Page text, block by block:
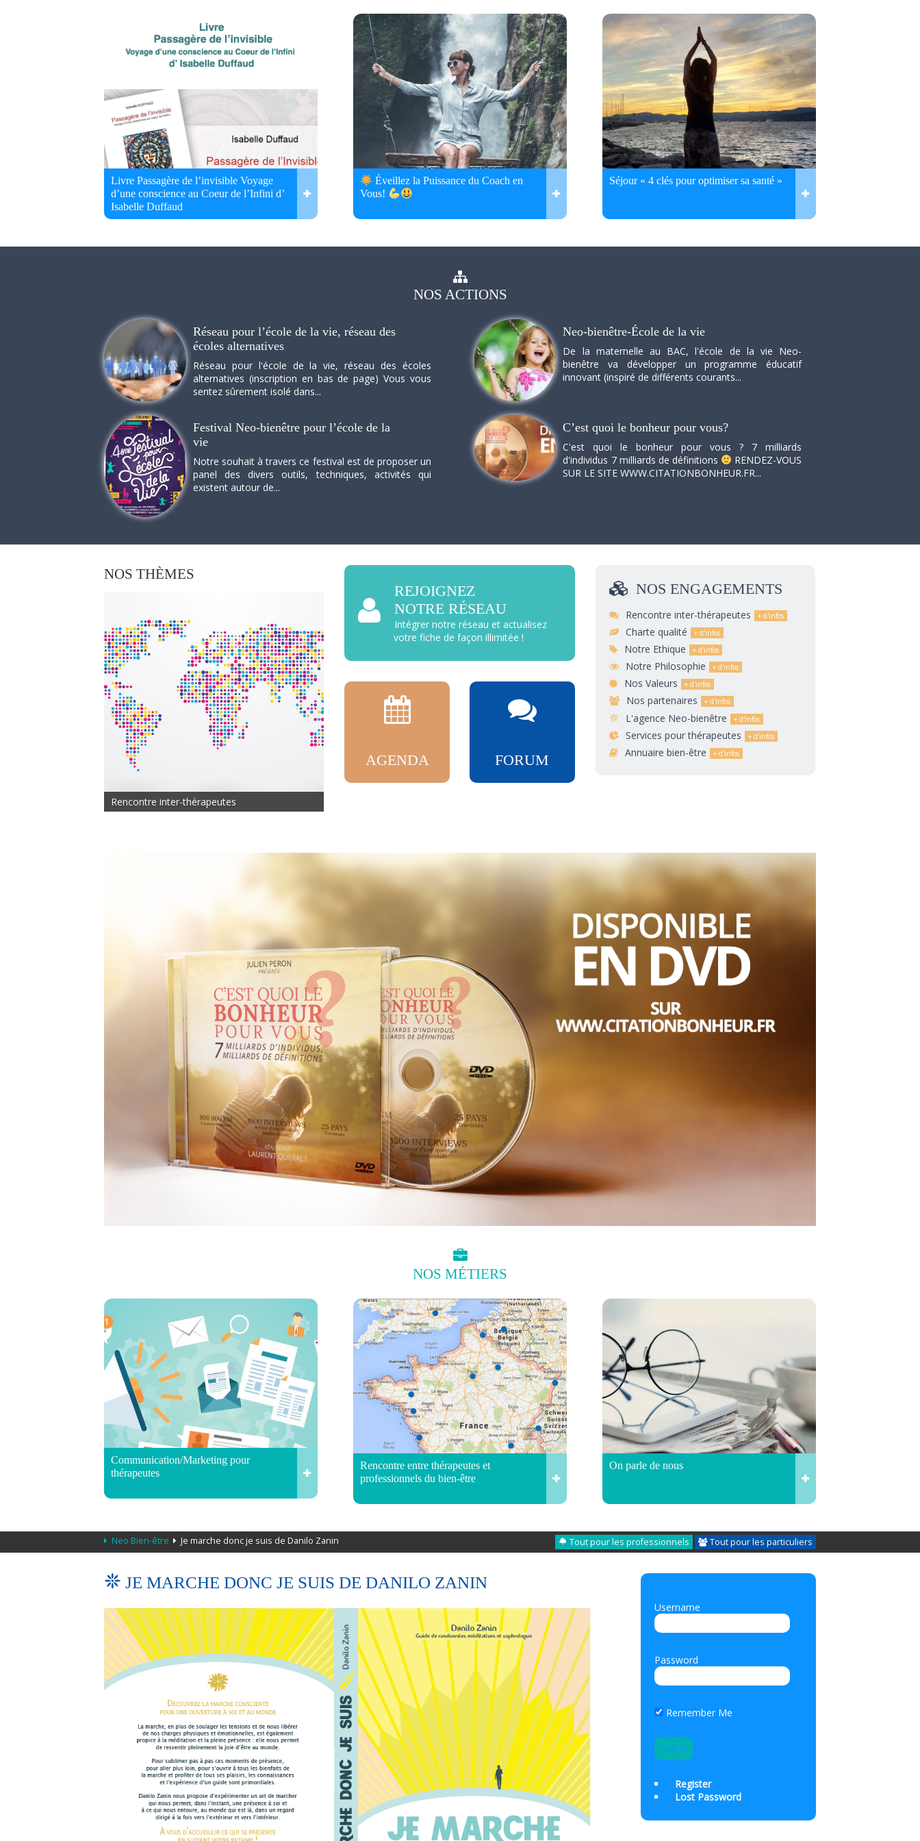
Livre Passagère de l’invisible Voyage
d’une conscience au Coeur de l’Infini d’
Isabelle Duffaud
Éveillez la Puissance du Coach en
Vous!
Séjour « 4 clés pour optimiser sa santé »
NOS ACTIONS
Réseau pour l’école de la vie, réseau des
écoles alternatives
Réseau pour l'école de la vie, réseau des écoles
alternatives (inscription en bas de page) Vous vous
sentez sûrement isolé dans...
Neo-bienêtre-École de la vie
De la maternelle au BAC, l'école de la vie Neo-
bienêtre va développer un programme éducatif
innovant (inspiré de différents courants...
Festival Neo-bienêtre pour l’école de la
vie
Notre souhait à travers ce festival est de proposer un
panel des divers outils, techniques, activités qui
existent autour de...
C’est quoi le bonheur pour vous?
C'est quoi le bonheur pour vous ? 7 milliards
d'individus 7 milliards de définitions
RENDEZ-VOUS
SUR LE SITE WWW.CITATIONBONHEUR.FR...
NOS THÈMES
Rencontre inter-thérapeutes
REJOIGNEZ
NOTRE RÉSEAU
Intégrer notre réseau et actualisez
votre fiche de façon illimitée !
AGENDA FORUM
NOS ENGAGEMENTS
Rencontre inter-thérapeutes
Charte qualité
Notre Ethique
Notre Philosophie
Nos Valeurs
Nos partenaires
L'agence Neo-bienêtre
Services pour thérapeutes
Annuaire bien-être
NOS MÉTIERS
Communication/Marketing pour
thérapeutes
Rencontre entre thérapeutes et
professionnels du bien-être
On parle de nous
Neo Bien-être Je marche donc je suis de Danilo Zanin Tout pour les professionnels Tout pour les particuliers
JE MARCHE DONC JE SUIS DE DANILO ZANIN
Username
Password
Remember Me
Register
Lost Password